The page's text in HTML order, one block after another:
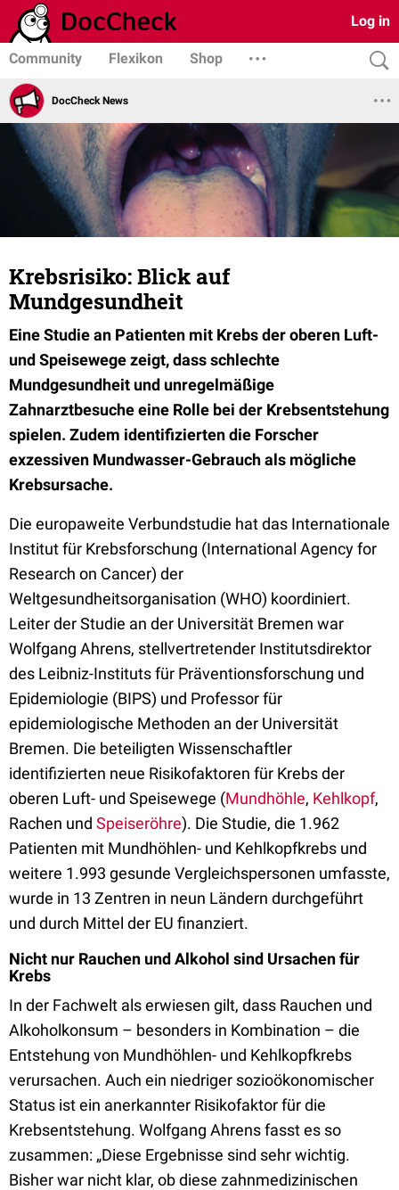
Log in
Community Flexikon Shop
DocCheck News
Krebsrisiko: Blick auf
Mundgesundheit
Eine Studie an Patienten mit Krebs der oberen Luft-
und Speisewege zeigt, dass schlechte
Mundgesundheit und unregelmäßige
Zahnarztbesuche eine Rolle bei der Krebsentstehung
spielen. Zudem identifizierten die Forscher
exzessiven Mundwasser-Gebrauch als mögliche
Krebsursache.
Die europaweite Verbundstudie hat das Internationale
Institut für Krebsforschung (International Agency for
Research on Cancer) der
Weltgesundheitsorganisation (WHO) koordiniert.
Leiter der Studie an der Universität Bremen war
Wolfgang Ahrens, stellvertretender Institutsdirektor
des Leibniz-Instituts für Präventionsforschung und
Epidemiologie (BIPS) und Professor für
epidemiologische Methoden an der Universität
Bremen. Die beteiligten Wissenschaftler
identifizierten neue Risikofaktoren für Krebs der
oberen Luft- und Speisewege (Mundhöhle, Kehlkopf,
Rachen und Speiseröhre). Die Studie, die 1.962
Patienten mit Mundhöhlen- und Kehlkopfkrebs und
weitere 1.993 gesunde Vergleichspersonen umfasste,
wurde in 13 Zentren in neun Ländern durchgeführt
und durch Mittel der EU finanziert.
Nicht nur Rauchen und Alkohol sind Ursachen für
Krebs
In der Fachwelt als erwiesen gilt, dass Rauchen und
Alkoholkonsum – besonders in Kombination – die
Entstehung von Mundhöhlen- und Kehlkopfkrebs
verursachen. Auch ein niedriger sozioökonomischer
Status ist ein anerkannter Risikofaktor für die
Krebsentstehung. Wolfgang Ahrens fasst es so
zusammen: „Diese Ergebnisse sind sehr wichtig.
Bisher war nicht klar, ob diese zahnmedizinischen